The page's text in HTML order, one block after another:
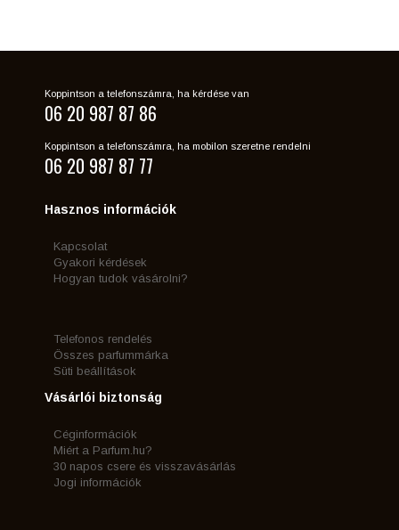
Koppintson a telefonszámra, ha kérdése van
06 20 987 87 86
Koppintson a telefonszámra, ha mobilon szeretne rendelni
06 20 987 87 77
Hasznos információk
Kapcsolat
Gyakori kérdések
Hogyan tudok vásárolni?
Telefonos rendelés
Összes parfummárka
Süti beállítások
Vásárlói biztonság
Céginformációk
Miért a Parfum.hu?
30 napos csere és visszavásárlás
Jogi információk